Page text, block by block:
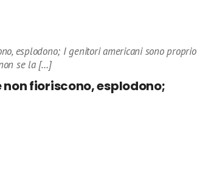
esplodono; I genitori americani sono proprio
se la […]
fioriscono, esplodono;